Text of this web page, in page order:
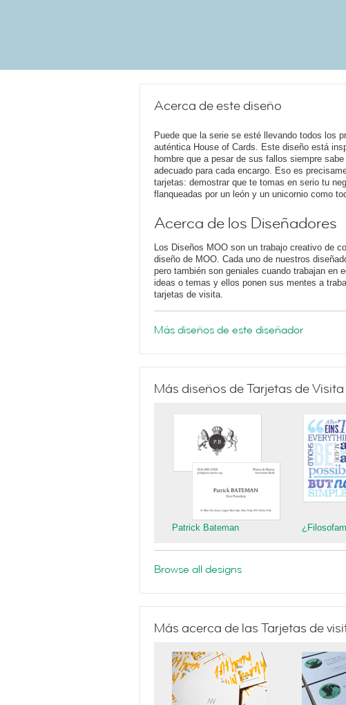
Acerca de este diseño
Puede que la serie se esté llevando todos los
auténtica House of Cards. Este diseño está
hombre que a pesar de sus fallos siempre
adecuado para cada encargo. Eso es
tarjetas: demostrar que te tomas en serio tu
flanqueadas por un león y un unicornio como
Acerca de los Diseñadores
Los Diseños MOO son un trabajo creativo de
diseño de MOO. Cada uno de nuestros
pero también son geniales cuando trabajan en
ideas o temas y ellos ponen sus mentes a
tarjetas de visita.
Más diseños de este diseñador
Más diseños de Tarjetas de
Patrick Bateman
Browse all designs
Más acerca de las Tarjetas de